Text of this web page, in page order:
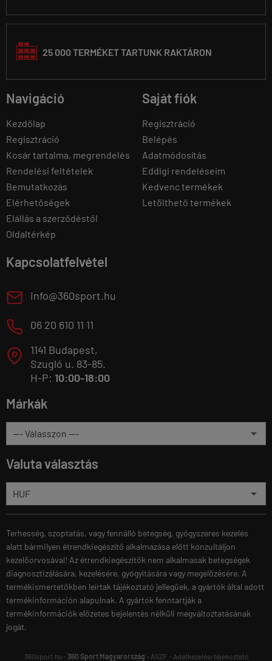
25 000 TERMÉKET TARTUNK RAKTÁRON
Navigáció
Kezdőlap
Regisztráció
Kosár tartalma, megrendelés
Rendelési feltételek
Bemutatkozás
Elérhetőségek
Elállás a szerződéstől
Oldaltérkép
Saját fiók
Regisztráció
Belépés
Adatmódosítás
Eddigi rendeléseim
Kedvenc termékek
Letölthető termékek
Kapcsolatfelvétel
E info@360sport.hu
M 06 20 610 11 11
T
1141 Budapest,
Szugló u. 83-85.
H-P: 10:00-18:00
Márkák
Valuta választás
Terhesség, szoptatás, vagy fennálló betegség, gyógyszeres kezelés
alatt bármilyen étrendkiegészítő alkalmazása előtt konzultáljon
kezelőorvosával! Az étrendkiegészítők nem alkalmasak betegségek
diagnosztizálására, kezelésére, gyógyítására vagy megelőzésére. A
termékismertetőkben leírtak tájékoztató jellegűek, a gyártók által adott
termékinformáción alapulnak. A gyártók fenntartják a
termékinformációk előzetes bejelentés nélküli megváltoztatásának
jogát.
360sport.hu - 360 Sport Magyarország - ÁSZF- Adatkezelési tájékoztató